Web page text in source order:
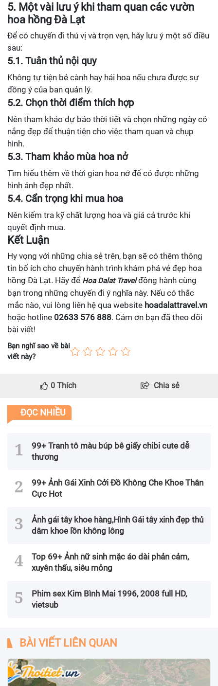
5. Một vài lưu ý khi tham quan các vườn
hoa hồng Đà Lạt
Để có chuyến đi thú vị và trọn vẹn, hãy lưu ý một số điều
sau:
5.1. Tuân thủ nội quy
Không tự tiện bẻ cành hay hái hoa nếu chưa được sự
đồng ý của ban quản lý.
5.2. Chọn thời điểm thích hợp
Nên tham khảo dự báo thời tiết và chọn những ngày có
nắng đẹp để thuận tiện cho việc tham quan và chụp
hình.
5.3. Tham khảo mùa hoa nở
Tìm hiểu thêm về thời gian hoa nở để có được những
hình ảnh đẹp nhất.
5.4. Cẩn trọng khi mua hoa
Nên kiểm tra kỹ chất lượng hoa và giá cả trước khi
quyết định mua.
Kết Luận
Hy vọng với những chia sẻ trên, bạn sẽ có thêm thông
tin bổ ích cho chuyến hành trình khám phá vẻ đẹp hoa
hồng Đà Lạt. Hãy để Hoa Dalat Travelđồng hành cùng
bạn trong những chuyến đi ý nghĩa này. Nếu có thắc
mắc nào, vui lòng liên hệ qua website hoadalattravel.vn
hoặc hotline 02633 576 888. Cảm ơn bạn đã theo dõi
bài viết!
Bạn nghĩ sao về bài
viết này?
0 Thích Chia sẻ
ĐỌC NHIỀU
99+ Tranh tô màu búp bê giấy chibi cute dễ
thương
99+ Ảnh Gái Xinh Cởi Đồ Không Che Khoe Thân
Cực Hot
Ảnh gái tây khoe hàng,Hình Gái tây xinh đẹp thủ
dâm khoe lồn không lông
Top 69+ Ảnh nữ sinh mặc áo dài phản cảm,
xuyên thấu, siêu mỏng
Phim sex Kim Bình Mai 1996, 2008 full HD,
vietsub
BÀI VIẾT LIÊN QUAN